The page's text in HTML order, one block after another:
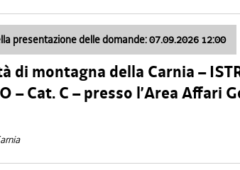
presentazione delle domande: 07.09.2026 12:00
di montagna della Carnia –
– Cat. C – presso l’Area Affari